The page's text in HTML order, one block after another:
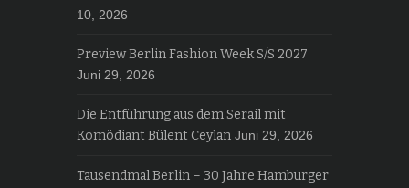
10, 2026
Preview Berlin Fashion Week S/S 2027
Juni 29, 2026
Die Entführung aus dem Serail mit
Komödiant Bülent Ceylan Juni 29, 2026
Tausendmal Berlin – 30 Jahre Hamburger